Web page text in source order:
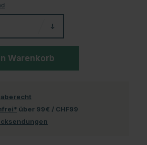
Warenkorb
über 99€ / CHF99